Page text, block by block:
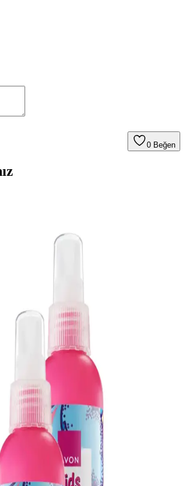
0 Beğen
tatlı ve meyvemsi kokuları ile öne çıkan,
Kullanım İçin
parfüm koleksiyonu, uygun fiyat ve çeşitli
kullanım için ideal seçenekler sunar. 50
ekonomik tercih sağlar.
Vücut Spreyi 100 Ml Ikili Set
Koku Özellikleri
Vücut Spreyi, 100 ml’lik ikili setiyle hafif,
günlük ve özel günler için ideal, kalıcı
sunar.
Paketi Erkek ve Kadın İçin